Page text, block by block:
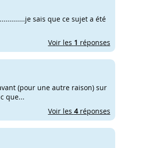
sais que ce sujet a été
Voir les 1 réponses
(pour une autre raison) sur
que...
Voir les 4réponses